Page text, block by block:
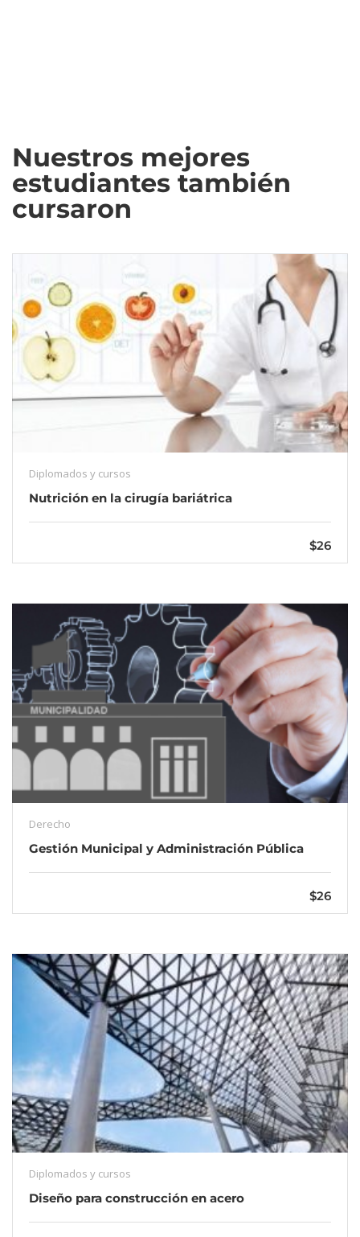
Nuestros mejores
estudiantes también
cursaron
Diplomados y cursos
Nutrición en la cirugía bariátrica
$26
Derecho
Gestión Municipal y Administración Pública
$26
Diplomados y cursos
Diseño para construcción en acero